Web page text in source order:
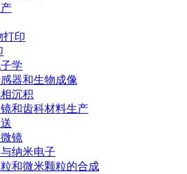
打印
学
器和生物成像
沉积
和齿科材料生产
镜
纳米电子
和微米颗粒的合成